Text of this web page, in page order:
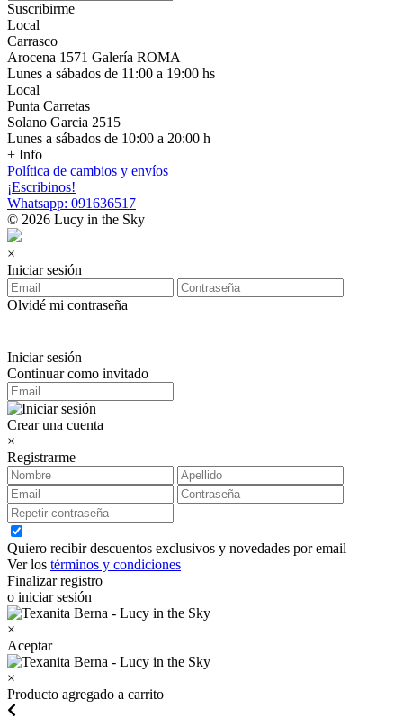
Suscribirme
Local
Carrasco
Arocena 1571 Galería ROMA
Lunes a sábados de 11:00 a 19:00 hs
Local
Punta Carretas
Solano Garcia 2515
Lunes a sábados de 10:00 a 20:00 h
+ Info
Política de cambios y envíos
¡Escribinos!
Whatsapp: 091636517
© 2026 Lucy in the Sky
×
Iniciar sesión
Olvidé mi contraseña
Iniciar sesión
Continuar como invitado
Crear una cuenta
×
Registrarme
Quiero recibir descuentos exclusivos y novedades por email
Ver los términos y condiciones
Finalizar registro
o iniciar sesión
×
Aceptar
×
Producto agregado a carrito